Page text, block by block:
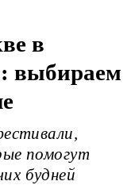
в
выбираем
помогут
будней